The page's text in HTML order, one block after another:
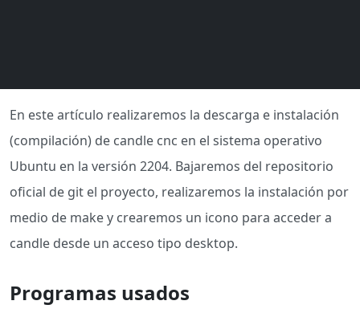
En este artículo realizaremos la descarga e instalación
(compilación) de candle cnc en el sistema operativo
Ubuntu en la versión 2204. Bajaremos del repositorio
oficial de git el proyecto, realizaremos la instalación por
medio de make y crearemos un icono para acceder a
candle desde un acceso tipo desktop.
Programas usados